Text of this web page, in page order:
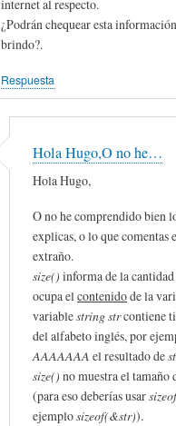
internet al respecto.
¿Podrán chequear esta
brindo?.
Respuesta
Hola Hugo,O no he…
Hola Hugo,
O no he comprendido bien
explicas, o lo que comentas
extraño.
size() informa de la
ocupa elcontenidode la
variablestring strcontiene
del alfabeto inglés, por
AAAAAAA el resultado de
size() no muestra el tamaño
(para eso deberías usar
ejemplosizeof(&str)).